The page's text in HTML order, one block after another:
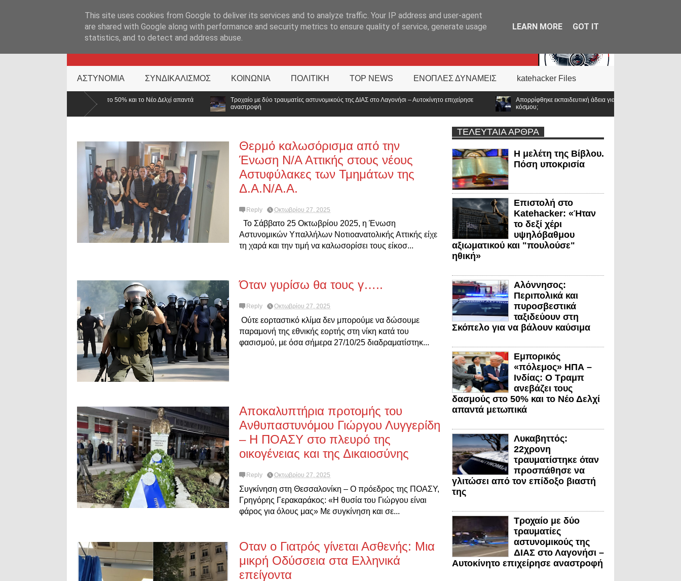
KATEHACKER
ΑΣΤΥΝΟΜΙΑ ΣΥΝΔΙΚΑΛΙΣΜΟΣ ΚΟΙΝΩΝΙΑ ΠΟΛΙΤΙΚΗ TOP NEWS ΕΝΟΠΛΕΣ ΔΥΝΑΜΕΙΣ katehacker Files
50% και το Νέο Δελχί απαντά
Τροχαίο με δύο τραυματίες αστυνομικούς της ΔΙΑΣ στο Λαγονήσι – Αυτοκίνητο επιχείρησε
Απορρίφθηκε εκπαιδευτική άδεια για υποτροφία στο Tufts: Ποιο μήνυμα στέλνει η ΕΛ.ΑΣ. σε ένα
Θερμό καλωσόρισμα από την
Ένωση Ν/Α Αττικής στους νέους
Αστυφύλακες των Τμημάτων της
Δ.Α.Ν/Α.Α.
Reply Οκτωβρίου 27, 2025
Το Σάββατο 25 Οκτωβρίου 2025, η Ένωση
Αστυνομικών Υπαλλήλων Νοτιοανατολικής Αττικής είχε
τη χαρά και την τιμή να καλωσορίσει τους είκοσ...
Όταν γυρίσω θα τους γ…..
Reply Οκτωβρίου 27, 2025
Ούτε εορταστικό κλίμα δεν μπορούμε να δώσουμε
παραμονή της εθνικής εορτής στη νίκη κατά του
φασισμού, με όσα σήμερα 27/10/25 διαδραματίστηκ...
Αποκαλυπτήρια προτομής του
Ανθυπαστυνόμου Γιώργου Λυγγερίδη
– Η ΠΟΑΣΥ στο πλευρό της
οικογένειας και της Δικαιοσύνης
Reply Οκτωβρίου 27, 2025
Συγκίνηση στη Θεσσαλονίκη – Ο πρόεδρος της ΠΟΑΣΥ,
Γρηγόρης Γερακαράκος: «Η θυσία του Γιώργου είναι
φάρος για όλους μας» Με συγκίνηση και σε...
Οταν ο Γιατρός γίνεται Ασθενής: Μια
μικρή Οδύσσεια στα Ελληνικά
επείγοντα
ΤΕΛΕΥΤΑΙΑ ΑΡΘΡΑ
Η μελέτη της Βίβλου.
Πόση υποκρισία
Επιστολή στο
Katehacker: «Ήταν
το δεξί χέρι
υψηλόβαθμου
αξιωματικού και "πουλούσε"
ηθική»
Αλόννησος:
Περιπολικά και
πυροσβεστικά
ταξιδεύουν στη
Σκόπελο για να βάλουν καύσιμα
Εμπορικός
«πόλεμος» ΗΠΑ –
Ινδίας: Ο Τραμπ
ανεβάζει τους
δασμούς στο 50% και το Νέο Δελχί
απαντά μετωπικά
Λυκαβηττός:
22χρονη
τραυματίστηκε όταν
προσπάθησε να
γλιτώσει από τον επίδοξο βιαστή
της
Τροχαίο με δύο
τραυματίες
αστυνομικούς της
ΔΙΑΣ στο Λαγονήσι –
Αυτοκίνητο επιχείρησε αναστροφή
This site uses cookies from Google to deliver its services and to analyze traffic. Your IP address and user-agent
are shared with Google along with performance and security metrics to ensure quality of service, generate usage
statistics, and to detect and address abuse.
LEARN MORE GOT IT